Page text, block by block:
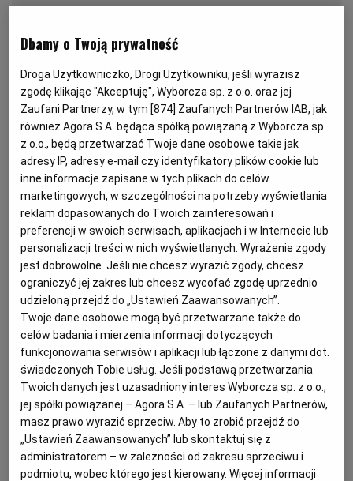
SOST, DIPY I INNE DODATKI
KUCHNIA INDYJSKA
KUCHNIA HISZPAŃSKA
KUCHNIA NIEMIECKA
GORZÓW WIELKOPOLSKI
KALISZ
KATOWICE
KIELCE
KOSZALIN
KRAKÓW
LUBLIN
ŁÓDŹ
OLSZTYN
TYLKO ZDROWIE
KSIĄŻKI. MAGAZYN DO CZYTANIA
NASZA EUROPA
SŁÓWKA. MAGAZYN O JĘZYKU
JUTRONAUCI
ARCHIWUM
INNE SERWISY
GAZETA.PL
TOK FM
SPORT.PL
PUBLIO.PL
KULTURALNYSKLEP.PL
DZIECKO
Z kruchego lub półkruchego ciasta możemy zrobić np.
herbatniki, ciastka, przekładańce albo słone krakersy,
paluchy czy babeczki, które wypełnia się słodkimi lub
wytrawnymi farszami. Ten rodzaj wypieków jest też
podstawą wszelkich tart oraz kiszów. Z niego często
zrobione są również spody serników, szarlotek, ciast
z owocami czy mazurków. Warto więc korzystać
z kulinarnych zalet tego ciasta, tym bardziej że
przygotowanie go nie wymaga wielkich umiejętności.
Dbamy o Twoją prywatność
Droga Użytkowniczko, Drogi Użytkowniku, jeśli wyrazisz
zgodę klikając "Akceptuję", Wyborcza sp. z o.o. oraz jej
Zaufani Partnerzy, w tym [874] Zaufanych Partnerów IAB, jak
również Agora S.A. będąca spółką powiązaną z Wyborcza sp.
z o.o., będą przetwarzać Twoje dane osobowe takie jak
adresy IP, adresy e-mail czy identyfikatory plików cookie lub
inne informacje zapisane w tych plikach do celów
marketingowych, w szczególności na potrzeby wyświetlania
reklam dopasowanych do Twoich zainteresowań i
preferencji w swoich serwisach, aplikacjach i w Internecie lub
personalizacji treści w nich wyświetlanych. Wyrażenie zgody
jest dobrowolne. Jeśli nie chcesz wyrazić zgody, chcesz
ograniczyć jej zakres lub chcesz wycofać zgodę uprzednio
udzieloną przejdź do „Ustawień Zaawansowanych”.
Twoje dane osobowe mogą być przetwarzane także do
celów badania i mierzenia informacji dotyczących
funkcjonowania serwisów i aplikacji lub łączone z danymi dot.
świadczonych Tobie usług. Jeśli podstawą przetwarzania
Twoich danych jest uzasadniony interes Wyborcza sp. z o.o.,
jej spółki powiązanej – Agora S.A. – lub Zaufanych Partnerów,
masz prawo wyrazić sprzeciw. Aby to zrobić przejdź do
„Ustawień Zaawansowanych” lub skontaktuj się z
administratorem – w zależności od zakresu sprzeciwu i
podmiotu, wobec którego jest kierowany. Więcej informacji